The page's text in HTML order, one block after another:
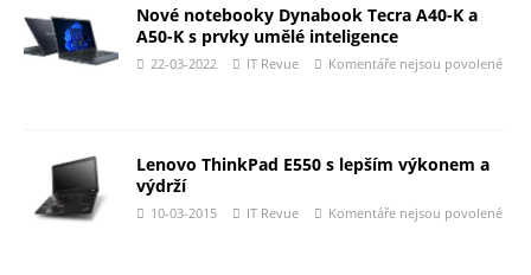
Nové notebooky Dynabook Tecra A40-K a
A50-K s prvky umělé inteligence
22-03-2022 IT Revue Komentáře nejsou povolené
Lenovo ThinkPad E550 s lepším výkonem a
výdrží
10-03-2015 IT Revue Komentáře nejsou povolené